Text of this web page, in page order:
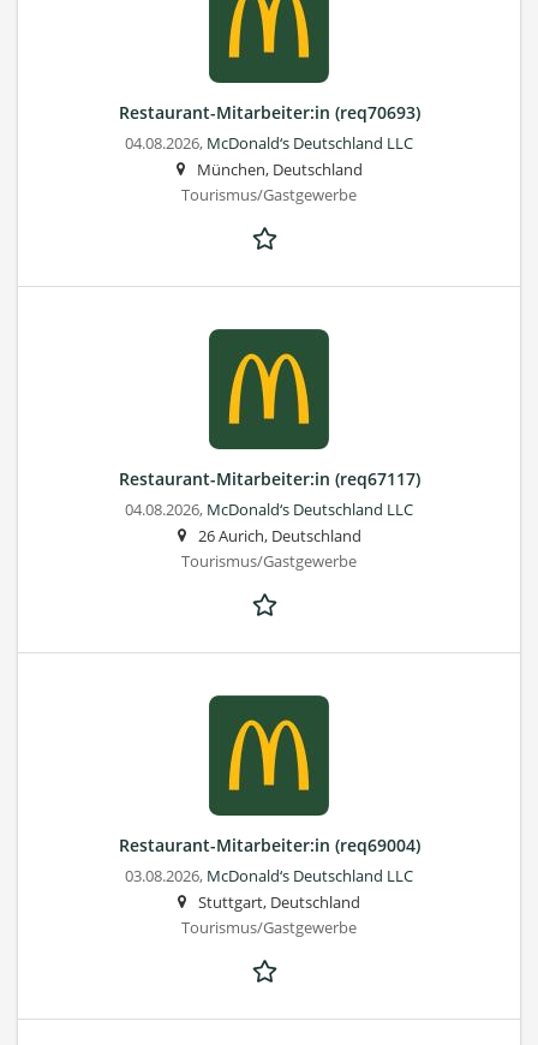
Restaurant-Mitarbeiter:in (req70693)
04.08.2026, McDonald‘s Deutschland LLC
München, Deutschland
Tourismus/Gastgewerbe
Restaurant-Mitarbeiter:in (req67117)
04.08.2026, McDonald‘s Deutschland LLC
26 Aurich, Deutschland
Tourismus/Gastgewerbe
Restaurant-Mitarbeiter:in (req69004)
03.08.2026, McDonald‘s Deutschland LLC
Stuttgart, Deutschland
Tourismus/Gastgewerbe